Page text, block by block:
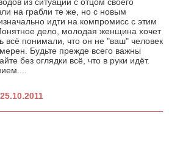
из ситуации с отцом своего
на грабли те же, но с новым
идти на компромисс с этим
дело, молодая женщина хочет
всё понимали, что он не "ваш" человек
Будьте прежде всего важны
без оглядки всё, что в руки идёт.